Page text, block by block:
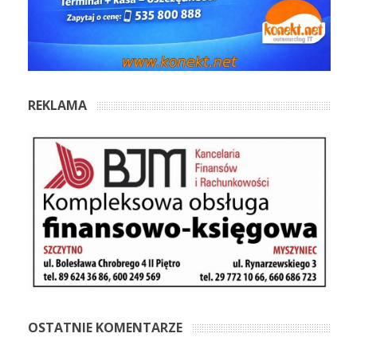
REKLAMA
OSTATNIE KOMENTARZE